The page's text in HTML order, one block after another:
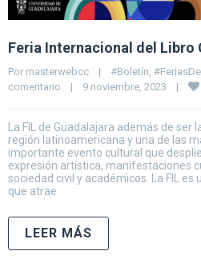
Feria Internacional del Libro
Por masterwebcc | #Boletín
comentario
| 9 noviembre, 2023 |
La FIL de Guadalajara además de ser
región latinoamericana y una de las
importante evento cultural que
expresión artística, manifestaciones
sociedad civil y académicos. La FIL
que atrae
LEER MÁS